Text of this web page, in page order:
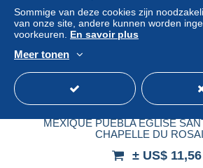
MEXIQUE PUEBLA EGLISE
CHAPELLE DU
± US$ 11,56
Sommige van deze cookies zijn
van onze site, andere kunnen worden
voorkeuren. En savoir plus
Meer tonen